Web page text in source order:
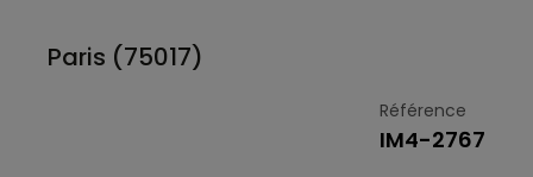
Paris (75017)
Référence
IM4-2767